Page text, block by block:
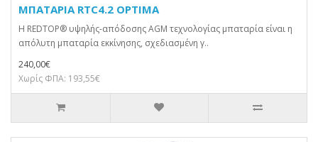
ΜΠΑΤΑΡΙΑ RTC4.2 OPTIMA
Η REDTOP® υψηλής-απόδοσης AGM τεχνολογίας μπαταρία είναι η
απόλυτη μπαταρία εκκίνησης, σχεδιασμένη γ..
240,00€
Χωρίς ΦΠΑ: 193,55€